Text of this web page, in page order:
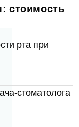
стоимость
рта при
стоматолога